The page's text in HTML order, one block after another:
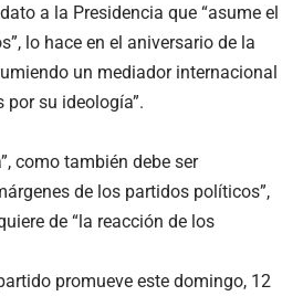
a la Presidencia que “asume el
lo hace en el aniversario de la
un mediador internacional
su ideología”.
como también debe ser
de los partidos políticos”,
de “la reacción de los
promueve este domingo, 12